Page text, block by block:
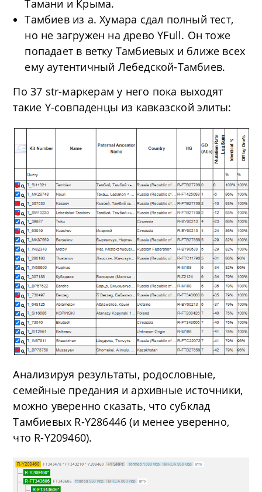
Тамани и Крыма.
Тамбиев из а. Хумара сдал полный тест,
но не загружен на древо YFull. Он тоже
попадает в ветку Тамбиевых и ближе всех
ему аутентичный Лебедской-Тамбиев.
По 37 str-маркерам у него пока выходят
такие Y-совпаденцы из кавказской элиты:
Анализируя результаты, родословные,
семейные предания и архивные источники,
можно уверенно сказать, что субклад
Тамбиевых R-Y286446 (и менее уверенно,
что R-Y209460).